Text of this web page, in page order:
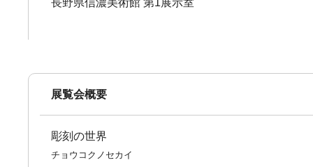
長野県信濃美術館 第1展示室
展覧会概要
彫刻の世界
チョウコクノセカイ